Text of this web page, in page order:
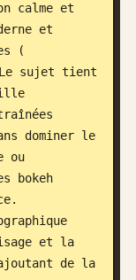
calme et
et
(
sujet tient
dominer le
ou
bokeh
et la
de la